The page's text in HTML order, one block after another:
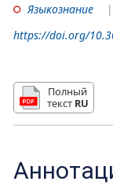
Языкознание
https://doi.org/
Полный
текст RU